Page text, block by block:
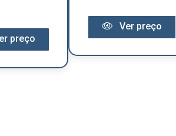
preço
Ver preço